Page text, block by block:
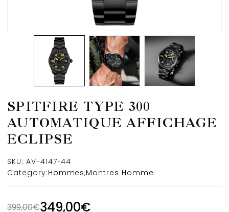
SPITFIRE TYPE 300
AUTOMATIQUE AFFICHAGE
ECLIPSE
SKU: AV-4147-44
Category:Hommes,Montres Homme
399,00€349,00€